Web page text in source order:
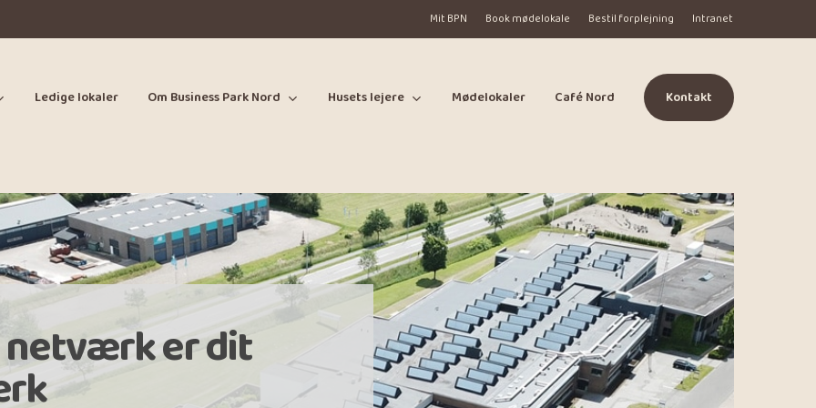
Mit BPN Book mødelokale Bestil forplejning Intranet
Ledige lokaler Om Business Park Nord Husets lejere Mødelokaler Café Nord Kontakt
er dit